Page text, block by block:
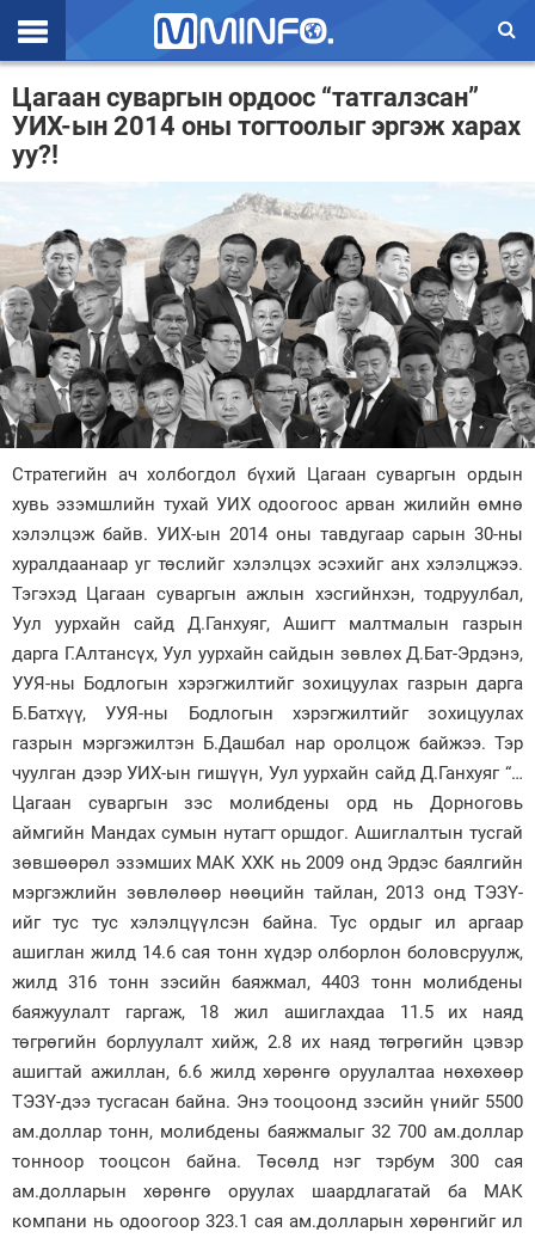
Эхлэл
Цаг агаар
Валют ханш
Улс төр
Эдийн засаг
Үзэл бодол
Спорт
Нийгэм
Дэлхий
Энтертайнмэнт
Зурхай
Цагаан суваргын ордоос “татгалзсан”
УИХ-ын 2014 оны тогтоолыг эргэж харах
уу?!
Стратегийн ач холбогдол бүхий Цагаан суваргын ордын
хувь эзэмшлийн тухай УИХ одоогоос арван жилийн өмнө
хэлэлцэж байв. УИХ-ын 2014 оны тавдугаар сарын 30-ны
хуралдаанаар уг төслийг хэлэлцэх эсэхийг анх хэлэлцжээ.
Тэгэхэд Цагаан суваргын ажлын хэсгийнхэн, тодруулбал,
Уул уурхайн сайд Д.Ганхуяг, Ашигт малтмалын газрын
дарга Г.Алтансүх, Уул уурхайн сайдын зөвлөх Д.Бат-Эрдэнэ,
УУЯ-ны Бодлогын хэрэгжилтийг зохицуулах газрын дарга
Б.Батхүү, УУЯ-ны Бодлогын хэрэгжилтийг зохицуулах
газрын мэргэжилтэн Б.Дашбал нар оролцож байжээ. Тэр
чуулган дээр УИХ-ын гишүүн, Уул уурхайн сайд Д.Ганхуяг “…
Цагаан суваргын зэс молибдены орд нь Дорноговь
аймгийн Мандах сумын нутагт оршдог. Ашиглалтын тусгай
зөвшөөрөл эзэмших МАК ХХК нь 2009 онд Эрдэс баялгийн
мэргэжлийн зөвлөлөөр нөөцийн тайлан, 2013 онд ТЭЗҮ-
ийг тус тус хэлэлцүүлсэн байна. Тус ордыг ил аргаар
ашиглан жилд 14.6 сая тонн хүдэр олборлон боловсруулж,
жилд 316 тонн зэсийн баяжмал, 4403 тонн молибдены
баяжуулалт гаргаж, 18 жил ашиглахдаа 11.5 их наяд
төгрөгийн борлуулалт хийж, 2.8 их наяд төгрөгийн цэвэр
ашигтай ажиллан, 6.6 жилд хөрөнгө оруулалтаа нөхөхөөр
ТЭЗҮ-дээ тусгасан байна. Энэ тооцоонд зэсийн үнийг 5500
ам.доллар тонн, молибдены баяжмалыг 32 700 ам.доллар
тонноор тооцсон байна. Төсөлд нэг тэрбум 300 сая
ам.долларын хөрөнгө оруулах шаардлагатай ба МАК
компани нь одоогоор 323.1 сая ам.долларын хөрөнгийг ил